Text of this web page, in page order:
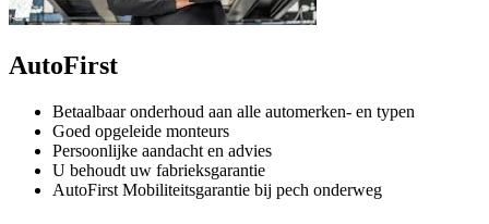
AutoFirst
Betaalbaar onderhoud aan alle automerken- en typen
Goed opgeleide monteurs
Persoonlijke aandacht en advies
U behoudt uw fabrieksgarantie
AutoFirst Mobiliteitsgarantie bij pech onderweg